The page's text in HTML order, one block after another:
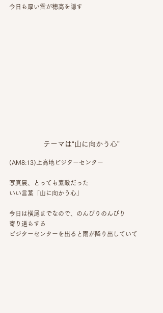
今日も厚い雲が穂高を隠す
テーマは“山に向かう心”
(AM8:13)上高地ビジターセンター
写真展、とっても素敵だった
いい言葉「山に向かう心」
今日は横尾までなので、のんびりのんびり
寄り道もする
ビジターセンターを出ると雨が降り出していて